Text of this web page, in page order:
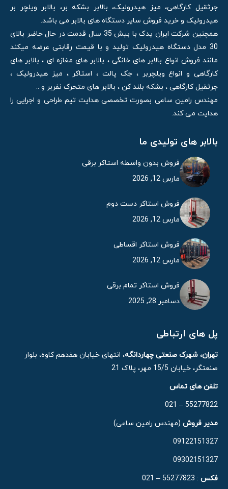
جرثقیل کارگاهی، میز هیدرولیک، بالابر بشکه بر، بالابر ویلچر بر
هیدرولیک و خرید فروش سایر دستگاه های بالابر می باشد.
همچنین شرکت ایران یدک با بیش 35 سال قدمت در حال حاضر بالای
30 مدل دستگاه هیدرولیک تولید و با قیمت رقابتی عرضه میکند
مانند فروش انواع بالابر های خانگی ، بالابر های مغازه ای ، بالابر های
کارگاهی و انواع ویلچربر ، جک پالت ، استاکر ، میز هیدرولیک ،
جرثقیل کارگاهی ، بشکه بلند کن ، بالابر های متحرک نفربر و ..
مهندس رامین ساعی بصورت تخصصی هدایت تیم طراحی و اجرایی را
هدایت می کند.
بالابر های تولیدی ما
فروش بدون واسطه استاکر برقی
مارس 12, 2026
فروش استاکر دست دوم
مارس 12, 2026
فروش استاکر اقساطی
مارس 12, 2026
فروش استاکر تمام برقی
دسامبر 28, 2025
پل های ارتباطی
تهران، شهرک صنعتی چهاردانگه، انتهای خیابان هفدهم کاوه، بلوار
صنعتگر، خیابان 15/5 مهر، پلاک 21
تلفن های تماس
55277822 – 021
مدیر فروش (مهندس رامین ساعی)
09122151327
09302151327
فکس : 55277823 – 021